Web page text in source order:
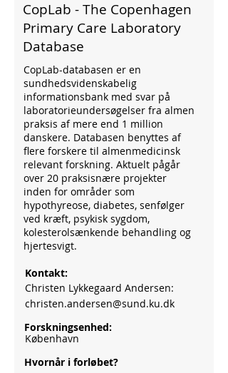
CopLab - The Copenhagen
Primary Care Laboratory
Database
CopLab-databasen er en
sundhedsvidenskabelig
informationsbank med svar på
laboratorieundersøgelser fra almen
praksis af mere end 1 million
danskere. Databasen benyttes af
flere forskere til almenmedicinsk
relevant forskning. Aktuelt pågår
over 20 praksisnære projekter
inden for områder som
hypothyreose, diabetes, senfølger
ved kræft, psykisk sygdom,
kolesterolsænkende behandling og
hjertesvigt.
Kontakt:
Christen Lykkegaard Andersen:
christen.andersen@sund.ku.dk
Forskningsenhed:
København
Hvornår i forløbet?